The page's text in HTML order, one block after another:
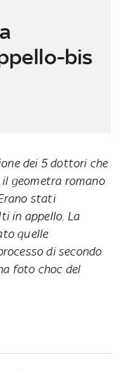
bis
dei 5 dottori che
geometra romano
stati
in appello. La
quelle
di secondo
foto choc del